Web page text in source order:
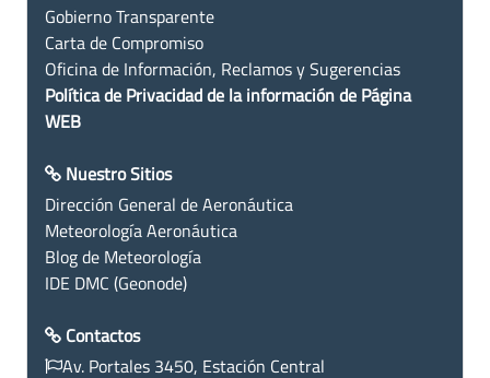
Gobierno Transparente
Carta de Compromiso
Oficina de Información, Reclamos y Sugerencias
Política de Privacidad de la información de Página
WEB
Nuestro Sitios
Dirección General de Aeronáutica
Meteorología Aeronáutica
Blog de Meteorología
IDE DMC (Geonode)
Contactos
Av. Portales 3450, Estación Central